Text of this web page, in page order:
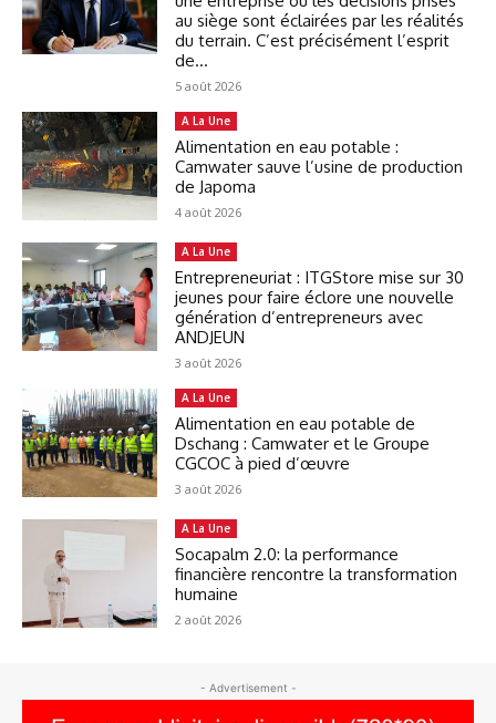
au siège sont éclairées par les réalités
du terrain. C’est précisément l’esprit
de...
5 août 2026
A La Une
Alimentation en eau potable :
Camwater sauve l’usine de production
de Japoma
4 août 2026
A La Une
Entrepreneuriat : ITGStore mise sur 30
jeunes pour faire éclore une nouvelle
génération d’entrepreneurs avec
ANDJEUN
3 août 2026
A La Une
Alimentation en eau potable de
Dschang : Camwater et le Groupe
CGCOC à pied d’œuvre
3 août 2026
A La Une
Socapalm 2.0: la performance
financière rencontre la transformation
humaine
2 août 2026
- Advertisement -